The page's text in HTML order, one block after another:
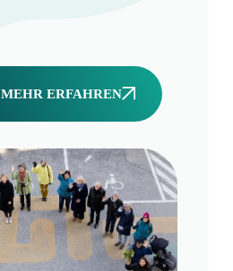
MEHR ERFAHREN